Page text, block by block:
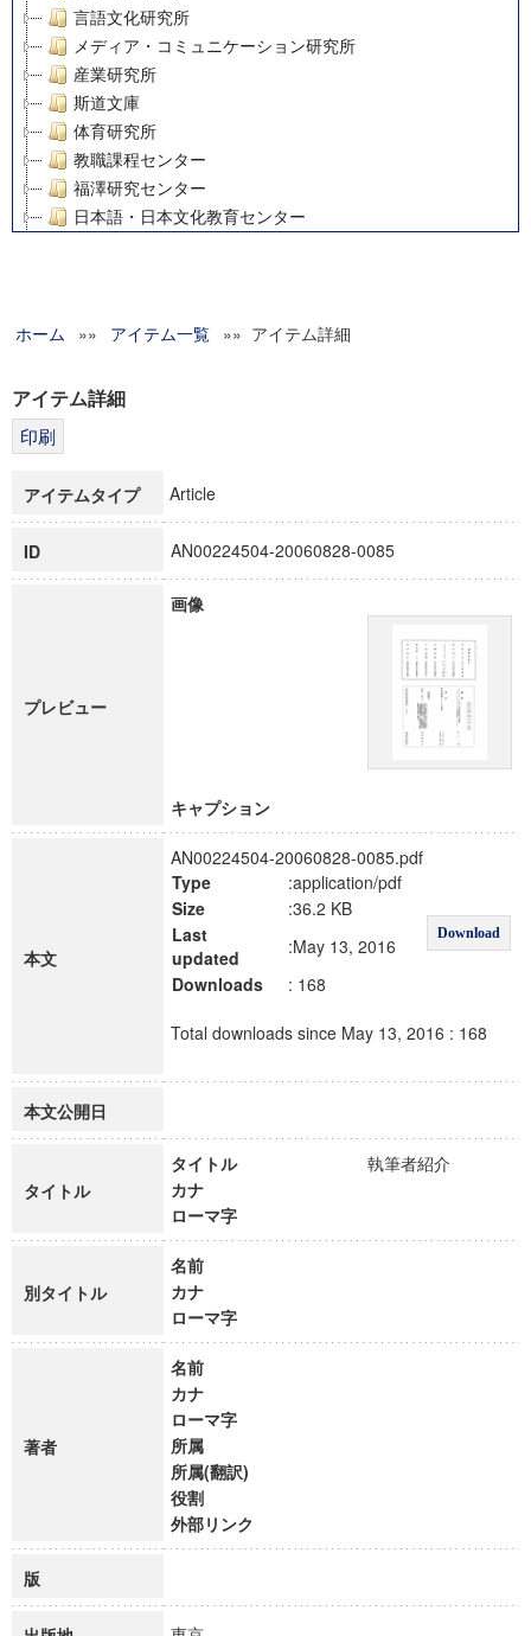
言語文化研究所
メディア・コミュニケーション研究所
産業研究所
斯道文庫
体育研究所
教職課程センター
福澤研究センター
日本語・日本文化教育センター
グローバルリサーチインスティテュート
科学研究費補助金研究成果報告書
博士課程教育リーディングプログラム「超成熟社会発展のサ
ホーム »» アイテム一覧 »» アイテム詳細
アイテム詳細
アイテムタイプ Article
ID AN00224504-20060828-0085
プレビュー
画像
キャプション
本文
AN00224504-20060828-0085.pdf
Type
:application/pdf
Download
Size
:36.2 KB
Last
updated
:May 13, 2016
Downloads
: 168
Total downloads since May 13, 2016 : 168
本文公開日
タイトル
タイトル
執筆者紹介
カナ
ローマ字
別タイトル
名前
カナ
ローマ字
著者
名前
カナ
ローマ字
所属
所属(翻訳)
役割
外部リンク
版